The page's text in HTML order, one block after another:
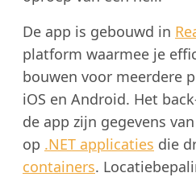
De app is gebouwd in
platform waarmee je
bouwen voor meerdere
iOS en Android. Het
de app zijn gegevens
op .NET applicaties die
containers.